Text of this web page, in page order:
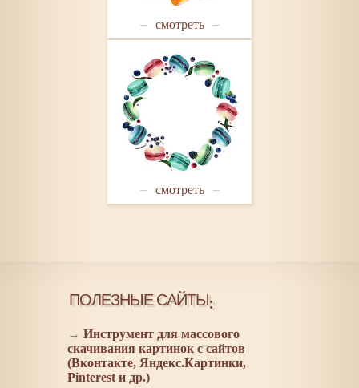
смотреть
смотреть
ПОЛЕЗНЫЕ САЙТЫ:
→ Инструмент для массового
скачивания картинок с сайтов
(Вконтакте, Яндекс.Картинки,
Pinterest и др.)